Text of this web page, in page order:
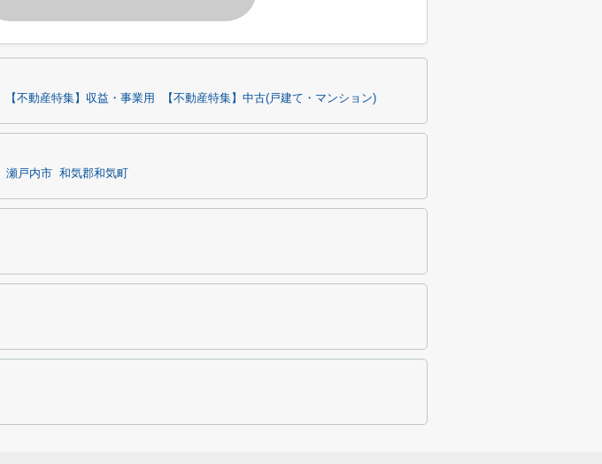
【不動産特集】収益・事業用 【不動産特集】中古(戸建て・マンション)
瀬戸内市 和気郡和気町